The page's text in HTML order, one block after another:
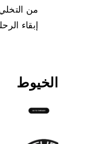
من التخلي
إبقاء الرحلة
الخيوط